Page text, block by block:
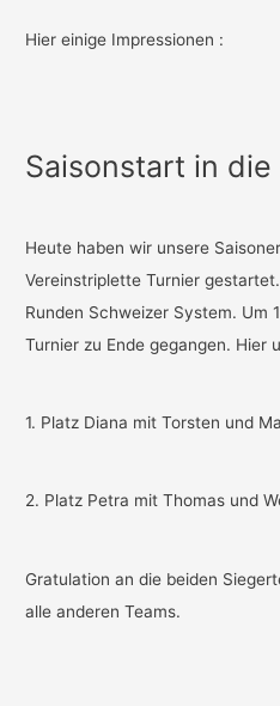
Hier einige Impressionen :
Saisonstart in die
Heute haben wir unsere
Vereinstriplette Turnier
Runden Schweizer System. Um
Turnier zu Ende gegangen. Hier
1. Platz Diana mit Torsten und
2. Platz Petra mit Thomas und
Gratulation an die beiden
alle anderen Teams.